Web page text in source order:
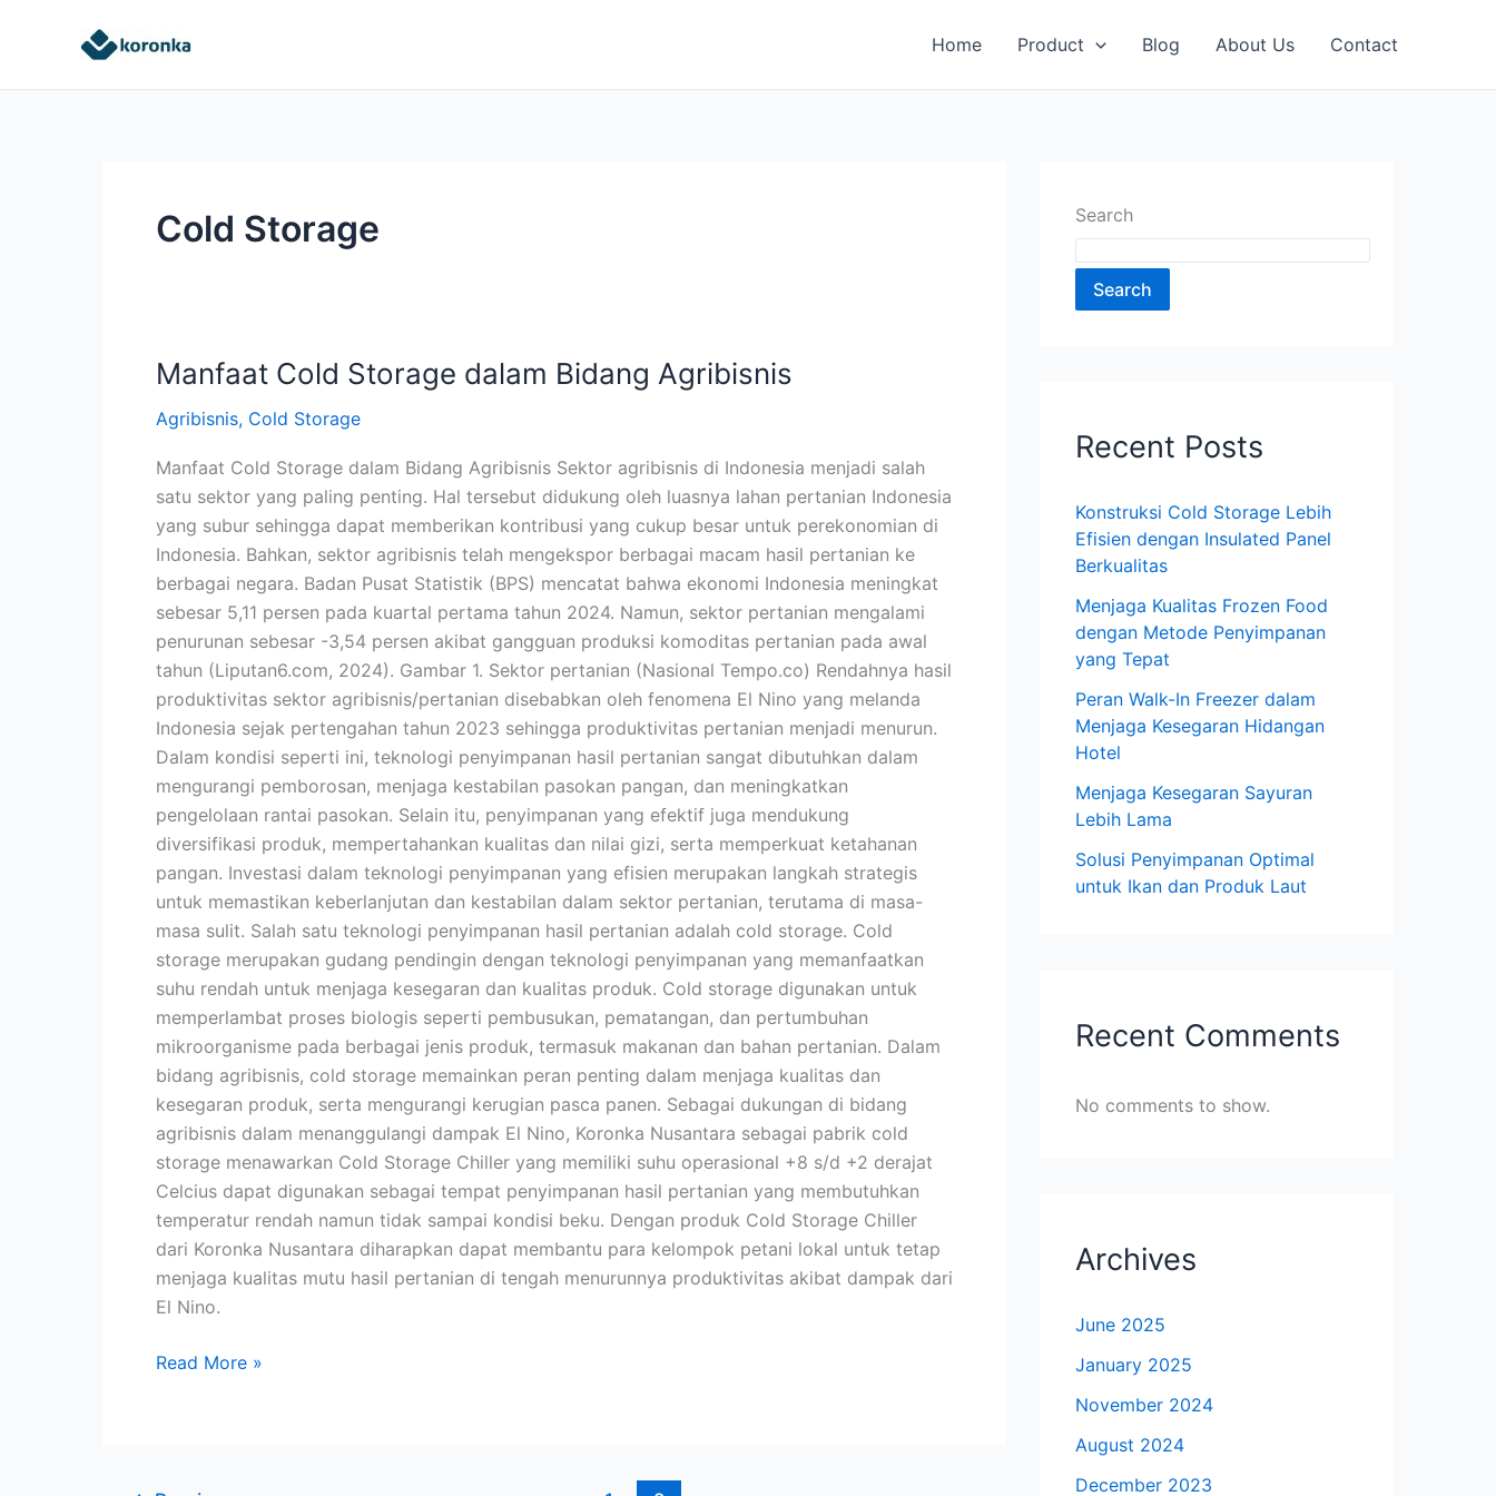
Home Product Blog About Us Contact
Cold Storage
Manfaat Cold Storage dalam Bidang Agribisnis
Agribisnis, Cold Storage
Manfaat Cold Storage dalam Bidang Agribisnis Sektor agribisnis di Indonesia menjadi salah
satu sektor yang paling penting. Hal tersebut didukung oleh luasnya lahan pertanian Indonesia
yang subur sehingga dapat memberikan kontribusi yang cukup besar untuk perekonomian di
Indonesia. Bahkan, sektor agribisnis telah mengekspor berbagai macam hasil pertanian ke
berbagai negara. Badan Pusat Statistik (BPS) mencatat bahwa ekonomi Indonesia meningkat
sebesar 5,11 persen pada kuartal pertama tahun 2024. Namun, sektor pertanian mengalami
penurunan sebesar -3,54 persen akibat gangguan produksi komoditas pertanian pada awal
tahun (Liputan6.com, 2024). Gambar 1. Sektor pertanian (Nasional Tempo.co) Rendahnya hasil
produktivitas sektor agribisnis/pertanian disebabkan oleh fenomena El Nino yang melanda
Indonesia sejak pertengahan tahun 2023 sehingga produktivitas pertanian menjadi menurun.
Dalam kondisi seperti ini, teknologi penyimpanan hasil pertanian sangat dibutuhkan dalam
mengurangi pemborosan, menjaga kestabilan pasokan pangan, dan meningkatkan
pengelolaan rantai pasokan. Selain itu, penyimpanan yang efektif juga mendukung
diversifikasi produk, mempertahankan kualitas dan nilai gizi, serta memperkuat ketahanan
pangan. Investasi dalam teknologi penyimpanan yang efisien merupakan langkah strategis
untuk memastikan keberlanjutan dan kestabilan dalam sektor pertanian, terutama di masa-
masa sulit. Salah satu teknologi penyimpanan hasil pertanian adalah cold storage. Cold
storage merupakan gudang pendingin dengan teknologi penyimpanan yang memanfaatkan
suhu rendah untuk menjaga kesegaran dan kualitas produk. Cold storage digunakan untuk
memperlambat proses biologis seperti pembusukan, pematangan, dan pertumbuhan
mikroorganisme pada berbagai jenis produk, termasuk makanan dan bahan pertanian. Dalam
bidang agribisnis, cold storage memainkan peran penting dalam menjaga kualitas dan
kesegaran produk, serta mengurangi kerugian pasca panen. Sebagai dukungan di bidang
agribisnis dalam menanggulangi dampak El Nino, Koronka Nusantara sebagai pabrik cold
storage menawarkan Cold Storage Chiller yang memiliki suhu operasional +8 s/d +2 derajat
Celcius dapat digunakan sebagai tempat penyimpanan hasil pertanian yang membutuhkan
temperatur rendah namun tidak sampai kondisi beku. Dengan produk Cold Storage Chiller
dari Koronka Nusantara diharapkan dapat membantu para kelompok petani lokal untuk tetap
menjaga kualitas mutu hasil pertanian di tengah menurunnya produktivitas akibat dampak dari
El Nino.
Manfaat
Storage
dalam
Agribisnis
Read More »
Search
Search
Recent Posts
Konstruksi Cold Storage Lebih
Efisien dengan Insulated Panel
Berkualitas
Menjaga Kualitas Frozen Food
dengan Metode Penyimpanan
yang Tepat
Peran Walk-In Freezer dalam
Menjaga Kesegaran Hidangan
Hotel
Menjaga Kesegaran Sayuran
Lebih Lama
Solusi Penyimpanan Optimal
untuk Ikan dan Produk Laut
Recent Comments
No comments to show.
Archives
June 2025
January 2025
November 2024
August 2024
December 2023